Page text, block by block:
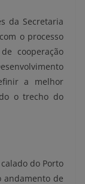
da Secretaria
o processo
cooperação
a melhor
o trecho do
do Porto
andamento de